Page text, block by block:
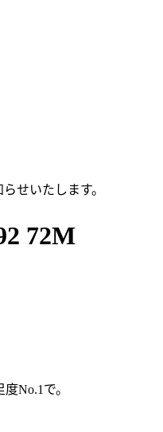
せいたします。
72M
No.1で。